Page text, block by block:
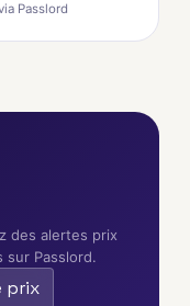
Passlord
des alertes prix
sur Passlord.
prix